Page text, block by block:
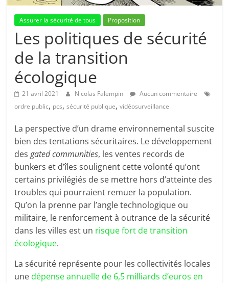
Assurer la sécurité de tous Proposition
Les politiques de sécurité
de la transition
écologique
21 avril 2021 Nicolas Falempin
Aucun commentaire
ordre public, pcs,sécurité publique,vidéosurveillance
La perspective d’un drame environnemental suscite
bien des tentations sécuritaires. Le développement
desgated communities, les ventes records de
bunkers et d’îles soulignent cette volonté qu’ont
certains privilégiés de se mettre hors d’atteinte des
troubles qui pourraient remuer la population.
Qu’on la prenne par l’angle technologique ou
militaire, le renforcement à outrance de la sécurité
dans les villes est un risque fort de transition
écologique.
La sécurité représente pour les collectivités locales
une dépense annuelle de 6,5 milliards d’euros en